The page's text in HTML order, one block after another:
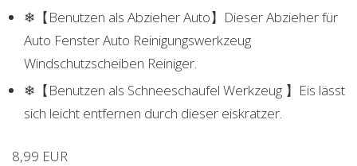
❄【Benutzen als Abzieher Auto】Dieser Abzieher für
Auto Fenster Auto Reinigungswerkzeug
Windschutzscheiben Reiniger.
❄【Benutzen als Schneeschaufel Werkzeug 】Eis lässt
sich leicht entfernen durch dieser eiskratzer.
8,99 EUR